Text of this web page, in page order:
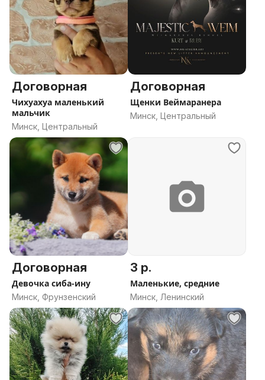
Договорная
Чихуахуа маленький
мальчик
Минск, Центральный
Договорная
Щенки Веймаранера
Минск, Центральный
Договорная
Девочка сиба-ину
Минск, Фрунзенский
3 р.
Маленькие, средние
Минск, Ленинский